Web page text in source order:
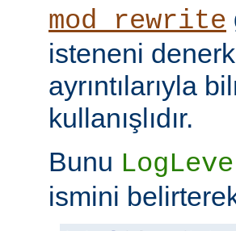
mod_rewrite
isteneni
ayrıntılarıyla
kullanışlıdır.
Bunu
ismini